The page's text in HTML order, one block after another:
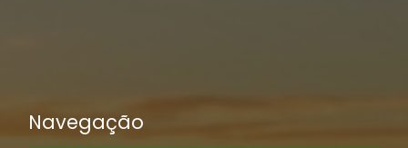
Navegação